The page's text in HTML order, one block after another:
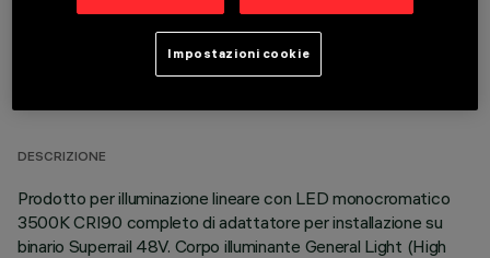
DATI TECNICI
DESCRIZIONE
Prodotto per illuminazione lineare con LED monocromatico
3500K CRI90 completo di adattatore per installazione su
binario Superrail 48V. Corpo illuminante General Light (High
Impostazioni cookie